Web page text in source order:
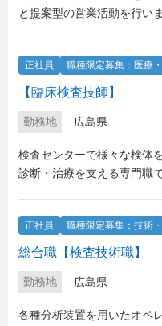
と提案型の営業活動を行いま
正社員 職種限定募集：医療
【臨床検査技師】
勤務地 広島県
検査センターで様々な検体
診断・治療を支える専門職で
正社員 職種限定募集：技術
総合職【検査技術職】
勤務地 広島県
各種分析装置を用いたオペ